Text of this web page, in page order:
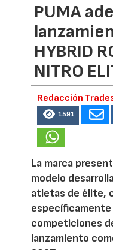
PUMA
HYBRID
NITRO
Redacción
1591
La marca
modelo
atletas de élite,
específicamente
competiciones
lanzamiento